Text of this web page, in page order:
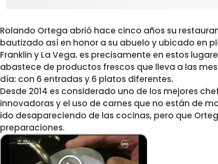
Rolando Ortega abrió hace cinco años su
bautizado así en honor a su abuelo y ubicado en
Franklin y La Vega. es precisamente en estos
abastece de productos frescos que lleva a las
día: con 6 entradas y 6 platos diferentes.
Desde 2014 es considerado uno de los mejores
innovadoras y el uso de carnes que no están de
ido desapareciendo de las cocinas, pero que
preparaciones.